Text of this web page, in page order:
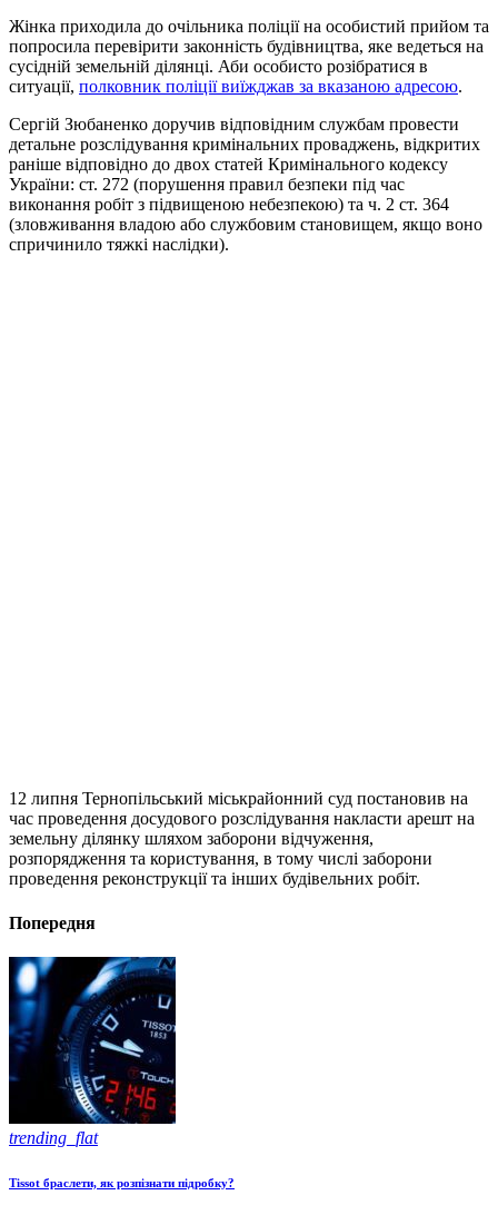
Жінка приходила до очільника поліції на особистий прийом та
попросила перевірити законність будівництва, яке ведеться на
сусідній земельній ділянці. Аби особисто розібратися в
ситуації, полковник поліції виїжджав за вказаною адресою.
Сергій Зюбаненко доручив відповідним службам провести
детальне розслідування кримінальних проваджень, відкритих
раніше відповідно до двох статей Кримінального кодексу
України: ст. 272 (порушення правил безпеки під час
виконання робіт з підвищеною небезпекою) та ч. 2 ст. 364
(зловживання владою або службовим становищем, якщо воно
спричинило тяжкі наслідки).
12 липня Тернопільський міськрайонний суд постановив на
час проведення досудового розслідування накласти арешт на
земельну ділянку шляхом заборони відчуження,
розпорядження та користування, в тому числі заборони
проведення реконструкції та інших будівельних робіт.
Попередня
trending_flat
Tissot браслети, як розпізнати підробку?